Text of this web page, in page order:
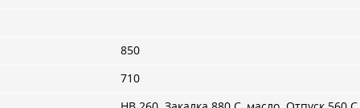
850
710